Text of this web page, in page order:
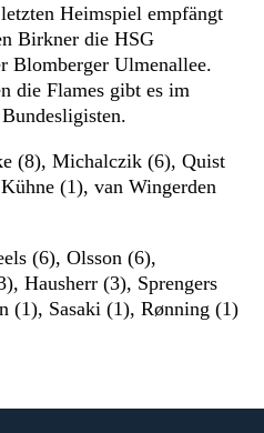
Heimspiel empfängt
Birkner die HSG
Blomberger Ulmenallee.
die Flames gibt es im
(8), Michalczik (6), Quist
(1), van Wingerden
(6), Olsson (6),
Hausherr (3), Sprengers
(1), Sasaki (1), Rønning (1)